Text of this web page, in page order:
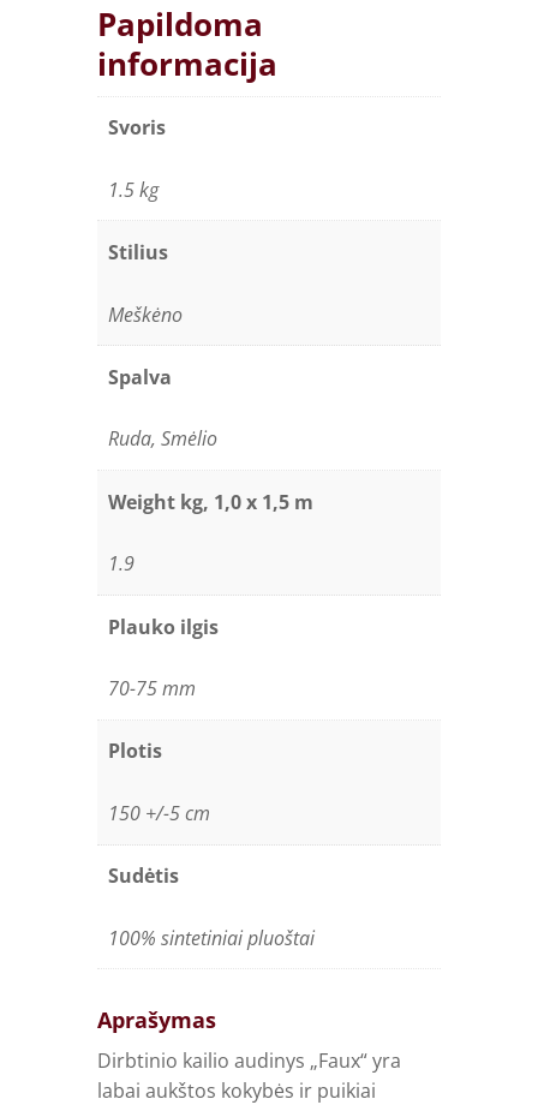
šilko
efektas
-
Natural
quantity
Papildoma
informacija
Svoris
1.5 kg
Stilius
Meškėno
Spalva
Ruda, Smėlio
Weight kg, 1,0 x 1,5 m
1.9
Plauko ilgis
70-75 mm
Plotis
150 +/-5 cm
Sudėtis
100% sintetiniai pluoštai
Aprašymas
Dirbtinio kailio audinys „Faux“ yra
labai aukštos kokybės ir puikiai